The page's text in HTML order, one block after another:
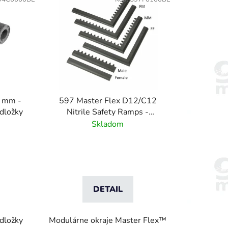
-
597 Master Flex D12/C12
Nitrile Safety Ramps -
Pripojiteľné bezpečnostné
Skladom
DETAIL
Modulárne okraje Master Flex™